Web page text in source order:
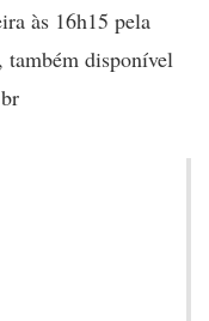
às 16h15 pela
também disponível